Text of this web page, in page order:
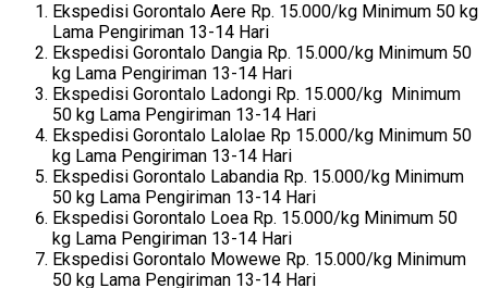
Ekspedisi Gorontalo Aere Rp. 15.000/kg Minimum 50 kg
Lama Pengiriman 13-14 Hari
Ekspedisi Gorontalo Dangia Rp. 15.000/kg Minimum 50
kg Lama Pengiriman 13-14 Hari
Ekspedisi Gorontalo Ladongi Rp. 15.000/kg Minimum
50 kg Lama Pengiriman 13-14 Hari
Ekspedisi Gorontalo Lalolae Rp 15.000/kg Minimum 50
kg Lama Pengiriman 13-14 Hari
Ekspedisi Gorontalo Labandia Rp. 15.000/kg Minimum
50 kg Lama Pengiriman 13-14 Hari
Ekspedisi Gorontalo Loea Rp. 15.000/kg Minimum 50
kg Lama Pengiriman 13-14 Hari
Ekspedisi Gorontalo Mowewe Rp. 15.000/kg Minimum
50 kg Lama Pengiriman 13-14 Hari